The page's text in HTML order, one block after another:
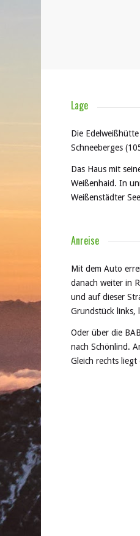
Lage
Die
Schneeberges
Das Haus mit
Weißenhaid. In
Weißenstädter
Anreise
Mit dem Auto
danach weiter in
und auf dieser
Grundstück links,
Oder über die
nach Schönlind.
Gleich rechts